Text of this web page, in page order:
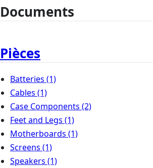
Documents
Pièces
Batteries (1)
Cables (1)
Case Components (2)
Feet and Legs (1)
Motherboards (1)
Screens (1)
Speakers (1)